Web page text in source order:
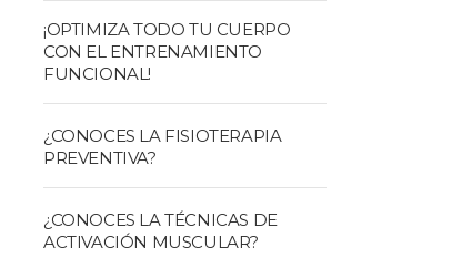
¡OPTIMIZA TODO TU CUERPO
CON EL ENTRENAMIENTO
FUNCIONAL!
¿CONOCES LA FISIOTERAPIA
PREVENTIVA?
¿CONOCES LA TÉCNICAS DE
ACTIVACIÓN MUSCULAR?